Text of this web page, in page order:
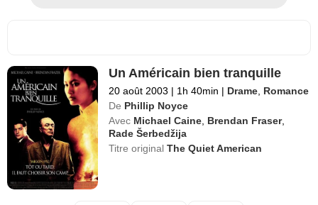
Un Américain bien tranquille
20 août 2003 | 1h 40min | Drame Romance
De Phillip Noyce
Avec Michael Caine Brendan Fraser,
Rade Šerbedžija
Titre originalThe Quiet American